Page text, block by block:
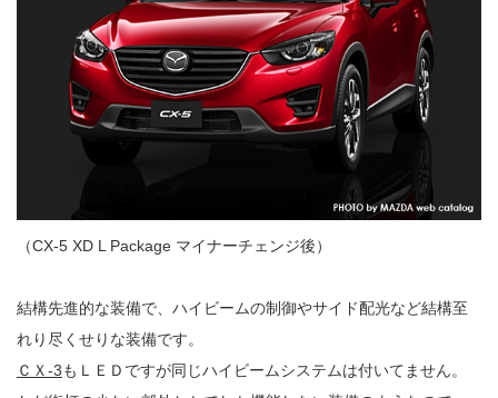
（CX-5 XD L Package マイナーチェンジ後）
結構先進的な装備で、ハイビームの制御やサイド配光など結構至
れり尽くせりな装備です。
ＣＸ-3もＬＥＤですが同じハイビームシステムは付いてません。